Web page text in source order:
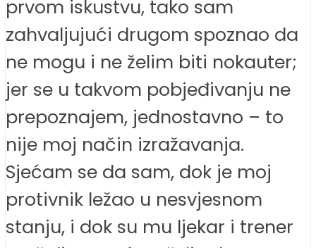
prvom iskustvu, tako sam
zahvaljujući drugom spoznao da
ne mogu i ne želim biti nokauter;
jer se u takvom pobjeđivanju ne
prepoznajem, jednostavno – to
nije moj način izražavanja.
Sjećam se da sam, dok je moj
protivnik ležao u nesvjesnom
stanju, i dok su mu ljekar i trener